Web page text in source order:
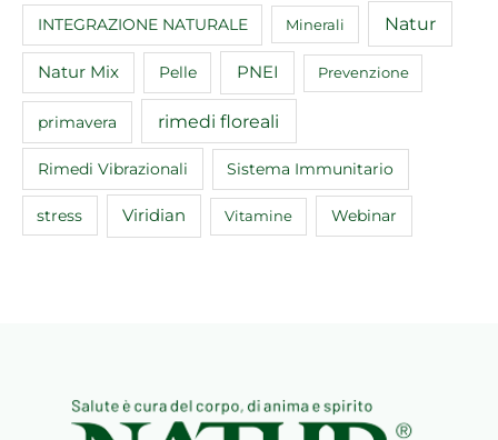
INTEGRAZIONE NATURALE Minerali Natur
Natur Mix Pelle PNEI Prevenzione
primavera rimedi floreali
Rimedi Vibrazionali Sistema Immunitario
stress Viridian Vitamine Webinar